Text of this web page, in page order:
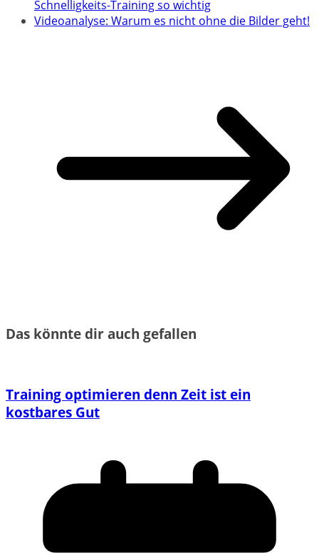
Schnelligkeits-Training so wichtig
Videoanalyse: Warum es nicht ohne die Bilder geht!
Das könnte dir auch gefallen
Training optimieren denn Zeit ist ein
kostbares Gut